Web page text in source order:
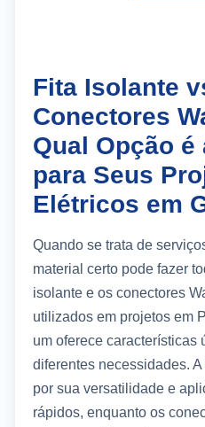
Fita Isolante
Conectores
Qual Opção é
para Seus
Elétricos em
Quando se trata de
material certo pode fazer
isolante e os conectores
utilizados em projetos em
um oferece características
diferentes necessidades.
por sua versatilidade e
rápidos, enquanto os